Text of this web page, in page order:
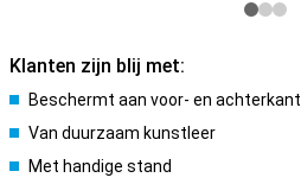
Klanten zijn blij met:
Beschermt aan voor- en achterkant
Van duurzaam kunstleer
Met handige stand